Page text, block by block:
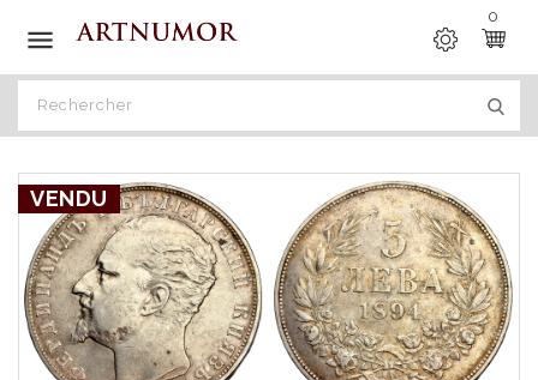

0
VENDU